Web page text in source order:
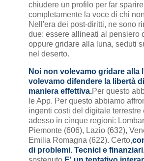
chiudere un profilo per far sparire
completamente la voce di chi
Nell'era dei post-diritti, ne sono
due: essere allineati al pensiero
oppure gridare alla luna, seduti
nel deserto.
Noi non volevamo gridare alla
volevamo difendere la libertà
maniera effettiva.Per questo
le App. Per questo abbiamo
ingenti costi del digitale terrestre
adesso in cinque regioni:
Piemonte (606), Lazio (632),
Emilia Romagna (622). Certo,
di problemi. Tecnici e